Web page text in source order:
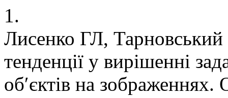
1.
Лисенко ГЛ,
тенденції у вирішенні
об′єктів на зображеннях.